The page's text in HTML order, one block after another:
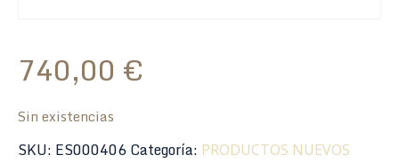
740,00 €
Sin existencias
SKU: ES000406Categoría: PRODUCTOS NUEVOS